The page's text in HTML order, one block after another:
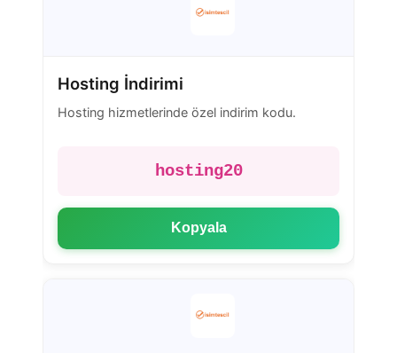
Hosting İndirimi
Hosting hizmetlerinde özel indirim kodu.
hosting20
Kopyala